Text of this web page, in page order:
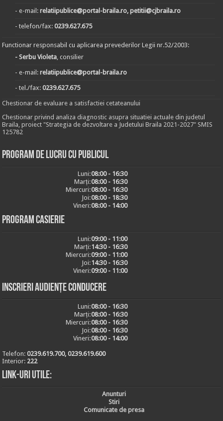
- e-mail:relatiipublice@portal-braila.ro, petitii@cjbraila.ro
- telefon/fax:0239.627.675
Functionar responsabil cu aplicarea prevederilor Legii nr.52/2003:
- Serbu Violeta, consilier
- e-mail:relatiipublice@portal-braila.ro
- tel./fax:0239.627.675
Chestionar de evaluare a satisfactiei cetateanului
Chestionar privind analiza diagnostic asupra situatiei actuale din judetul
Braila, proiect "Strategia de dezvoltare a Judetului Braila 2021-2027" SMIS
125782
Program de lucru cu publicul
Luni:08:00 - 16:30
Marți:08:00 - 16:30
Miercuri:08:00 - 16:30
Joi:08:00 - 18:30
Vineri:08:00 - 14:00
Program casierie
Luni:09:00 - 11:00
Marți:14:30 - 16:30
Miercuri:09:00 - 11:00
Joi:14:30 - 16:30
Vineri:09:00 - 11:00
Inscrieri audiențe conducere
Luni:08:00 - 16:30
Marți:08:00 - 16:30
Miercuri:08:00 - 16:30
Joi:08:00 - 16:30
Vineri:08:00 - 14:00
Telefon:0239.619.700, 0239.619.600
Interior: 222
Link-uri utile:
Anunturi
Stiri
Comunicate de presa